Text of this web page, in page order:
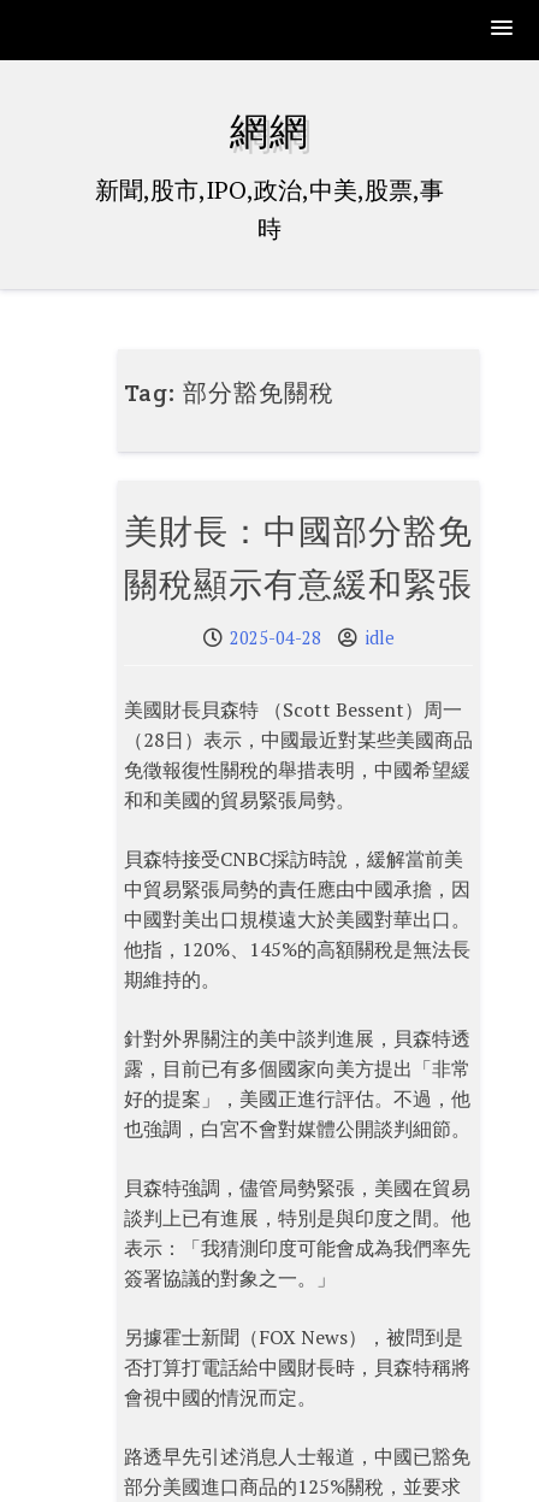
網網
新聞,股市,IPO,政治,中美,股票,事
時
Tag:部分豁免關稅
美財長：中國部分豁免
關稅顯示有意緩和緊張
2025-04-28 idle
美國財長貝森特 （Scott Bessent）周一
（28日）表示，中國最近對某些美國商品
免徵報復性關稅的舉措表明，中國希望緩
和和美國的貿易緊張局勢。
貝森特接受CNBC採訪時說，緩解當前美
中貿易緊張局勢的責任應由中國承擔，因
中國對美出口規模遠大於美國對華出口。
他指，120%、145%的高額關稅是無法長
期維持的。
針對外界關注的美中談判進展，貝森特透
露，目前已有多個國家向美方提出「非常
好的提案」，美國正進行評估。不過，他
也強調，白宮不會對媒體公開談判細節。
貝森特強調，儘管局勢緊張，美國在貿易
談判上已有進展，特別是與印度之間。他
表示：「我猜測印度可能會成為我們率先
簽署協議的對象之一。」
另據霍士新聞（FOX News），被問到是
否打算打電話給中國財長時，貝森特稱將
會視中國的情況而定。
路透早先引述消息人士報道，中國已豁免
部分美國進口商品的125%關稅，並要求